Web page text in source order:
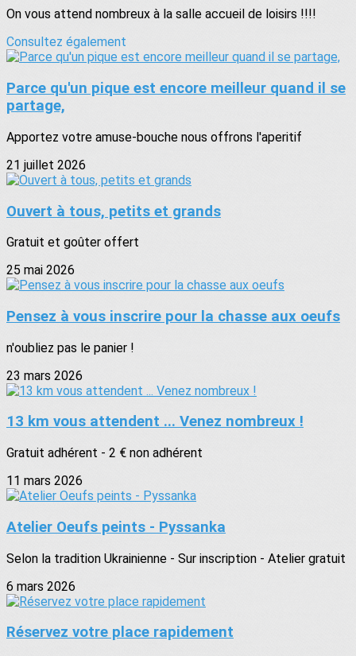
On vous attend nombreux à la salle accueil de loisirs !!!!
Consultez également
Parce qu'un pique est encore meilleur quand il se
partage,
Apportez votre amuse-bouche nous offrons l'aperitif
21 juillet 2026
Ouvert à tous, petits et grands
Gratuit et goûter offert
25 mai 2026
Pensez à vous inscrire pour la chasse aux oeufs
n'oubliez pas le panier !
23 mars 2026
13 km vous attendent ... Venez nombreux !
Gratuit adhérent - 2 € non adhérent
11 mars 2026
Atelier Oeufs peints - Pyssanka
Selon la tradition Ukrainienne - Sur inscription - Atelier gratuit
6 mars 2026
Réservez votre place rapidement